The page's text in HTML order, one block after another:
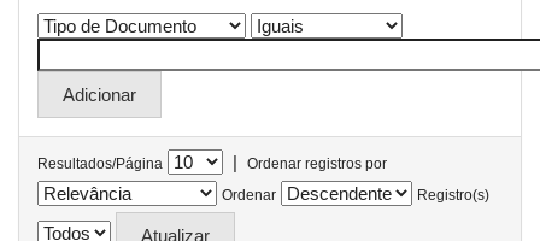
Resultados/Página |
Ordenar registros por
Ordenar
Registro(s)